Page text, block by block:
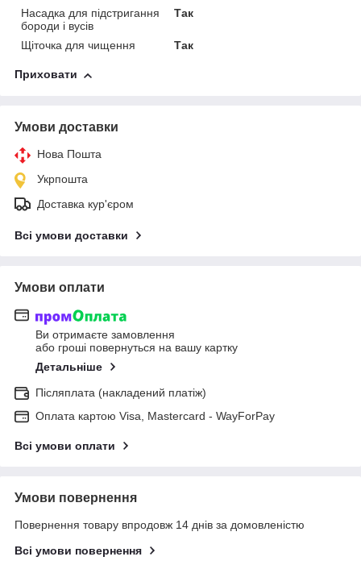
Насадка для підстригання
бороди і вусів
Так
Щіточка для чищення Так
Приховати
Умови доставки
Нова Пошта
Укрпошта
Доставка кур'єром
Всі умови доставки
Умови оплати
Ви отримаєте замовлення
або гроші повернуться на вашу картку
Детальніше
Післяплата (накладений платіж)
Оплата картою Visa, Mastercard - WayForPay
Всі умови оплати
Умови повернення
Повернення товару впродовж 14 днів за домовленістю
Всі умови повернення